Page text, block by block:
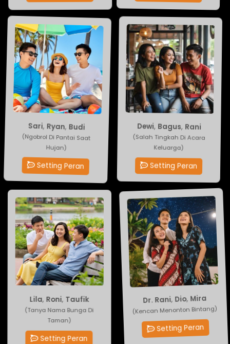
Sari, Ryan, Budi
(Ngobrol Di Pantai Saat
Hujan)
Setting Peran
Dewi,Bagus,Rani
(Salah Tingkah Di Acara
Keluarga)
Setting Peran
Lila ,Roni ,Taufik
(Tanya Nama Bunga Di
Taman)
Setting Peran
Dr. Rani,Dio,Mira
(Kencan Menonton Bintang)
Setting Peran